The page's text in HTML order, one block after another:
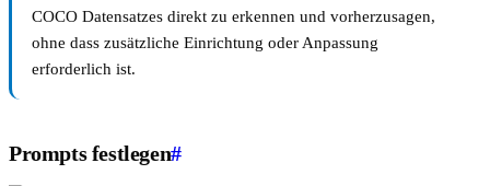
COCO Datensatzes direkt zu erkennen und vorherzusagen,
ohne dass zusätzliche Einrichtung oder Anpassung
erforderlich ist.
Prompts festlegen#